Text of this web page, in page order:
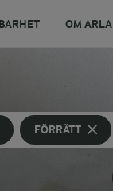
OM ARLA
FÖRRÄTT